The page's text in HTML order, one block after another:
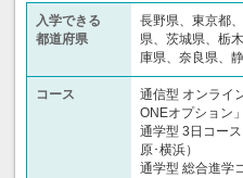
入学できる
都道府県
長野県、東京都
県、茨城県、栃
庫県、奈良県、
コース
通信型 オンライ
ONEオプション」
通学型 3日コー
原･横浜）
通学型 総合進学